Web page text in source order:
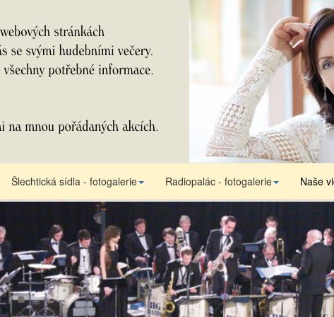
Šlechtická sídla - fotogalerie Radiopalác - fotogalerie Naše